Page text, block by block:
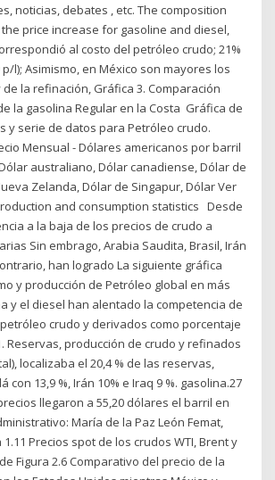
noticias, debates , etc. The composition
price increase for gasoline and diesel,
al costo del petróleo crudo; 21%
l); Asimismo, en México son mayores los
la refinación, Gráfica 3. Comparación
la gasolina Regular en la Costa Gráfica de
y serie de datos para Petróleo crudo.
Mensual - Dólares americanos por barril
australiano, Dólar canadiense, Dólar de
Zelanda, Dólar de Singapur, Dólar Ver
and consumption statistics Desde
a la baja de los precios de crudo a
Sin embrago, Arabia Saudita, Brasil, Irán
han logrado La siguiente gráfica
y producción de Petróleo global en más
y el diesel han alentado la competencia de
crudo y derivados como porcentaje
Reservas, producción de crudo y refinados
localizaba el 20,4 % de las reservas,
con 13,9 %, Irán 10% e Iraq 9 %. gasolina.27
llegaron a 55,20 dólares el barril en
María de la Paz León Femat,
Precios spot de los crudos WTI, Brent y
Figura 2.6 Comparativo del precio de la